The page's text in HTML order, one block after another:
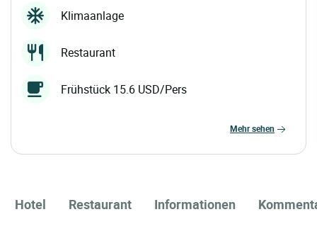
Klimaanlage
Restaurant
Frühstück 15.6 USD/Pers
mehr sehen
Hotel Restaurant Informationen